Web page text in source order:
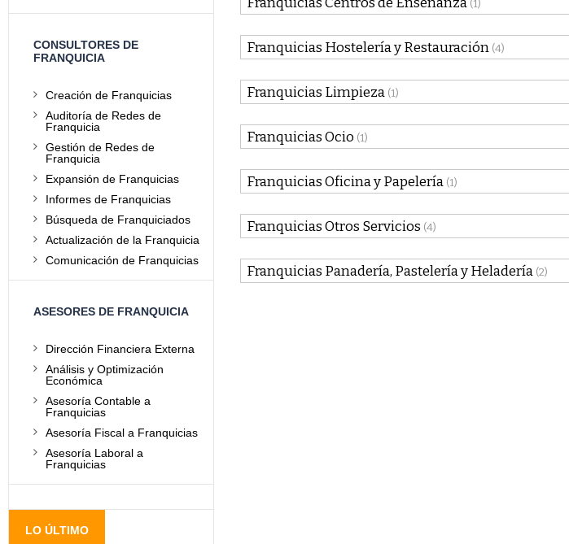
(1)
Franquicias Hostelería y Restauración (4)
Franquicias Limpieza (1)
Franquicias Ocio (1)
Franquicias Oficina y Papelería (1)
Franquicias Otros Servicios (4)
Franquicias Panadería, Pastelería y Heladería (2)
CONSULTORES DE
FRANQUICIA
Creación de Franquicias
Auditoría de Redes de
Franquicia
Gestión de Redes de
Franquicia
Expansión de Franquicias
Informes de Franquicias
Búsqueda de Franquiciados
Actualización de la Franquicia
Comunicación de Franquicias
ASESORES DE FRANQUICIA
Dirección Financiera Externa
Análisis y Optimización
Económica
Asesoría Contable a
Franquicias
Asesoría Fiscal a Franquicias
Asesoría Laboral a
Franquicias
LO ÚLTIMO